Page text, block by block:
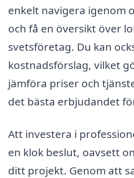
enkelt navigera igenom
och få en översikt över
svetsföretag. Du kan
kostnadsförslag, vilket
jämföra priser och
det bästa erbjudandet
Att investera i
en klok beslut, oavsett
ditt projekt. Genom att